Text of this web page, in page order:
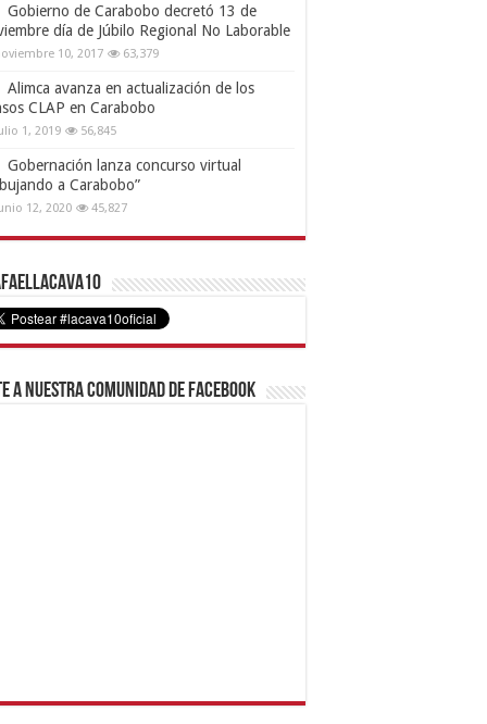
Gobierno de Carabobo decretó 13 de
día de Júbilo Regional No Laborable
10, 2017 63,379
Alimca avanza en actualización de los
CLAP en Carabobo
1, 2019 56,845
Gobernación lanza concurso virtual
a Carabobo”
12, 2020 45,827
a nuestra comunidad de Facebook